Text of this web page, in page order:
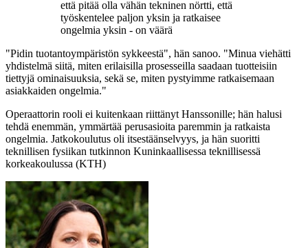
että pitää olla vähän tekninen nörtti, että
työskentelee paljon yksin ja ratkaisee
ongelmia yksin - on väärä
"Pidin tuotantoympäristön sykkeestä", hän sanoo. "Minua viehätti
yhdistelmä siitä, miten erilaisilla prosesseilla saadaan tuotteisiin
tiettyjä ominaisuuksia, sekä se, miten pystyimme ratkaisemaan
asiakkaiden ongelmia."
Operaattorin rooli ei kuitenkaan riittänyt Hanssonille; hän halusi
tehdä enemmän, ymmärtää perusasioita paremmin ja ratkaista
ongelmia. Jatkokoulutus oli itsestäänselvyys, ja hän suoritti
teknillisen fysiikan tutkinnon Kuninkaallisessa teknillisessä
korkeakoulussa (KTH)